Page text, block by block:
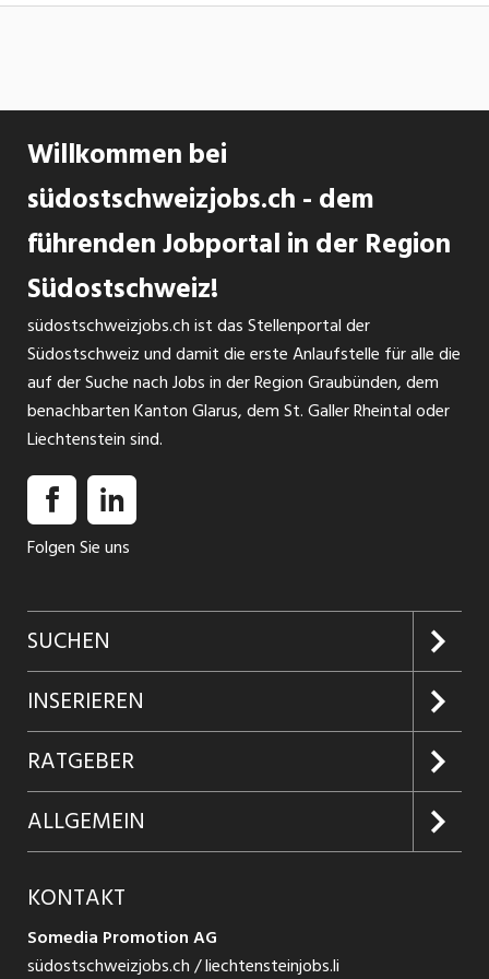
Mitarbeitenden Verantwortung für
und Hygienestandards (HACCP) Enge Zusammenarbeit mit
Mehrzweckhallen, Fussballplätzen, Boulder- und
Kletterhallen, einem 25-Meter Schwimmbecken, einem
Nichtschwimmerbecken mit Hubboden, einem
Kinderplansch sowie Warmwasseraussenbecken und einem
Wellnessbereich suchen wir nach Vereinbarung Kursleiter/-
innen Schwimmen Deine Aufgaben vorbereiten,
unterrichten und nachbearbeiten von
Kinderschwimmkursen nach den Grundlagentests von
swimsports.ch und Individualanfragen Sicherstellung der
Kursqualität Bereitschaft Stellvertretungen zu
übernehmen Organisation der eigenen Stellvertretung
INSERAT ANSEHEN
Willkommen bei
südostschweizjobs.ch - dem
führenden Jobportal in der Region
Südostschweiz!
südostschweizjobs.ch ist das Stellenportal der
Südostschweiz und damit die erste Anlaufstelle für alle die
auf der Suche nach Jobs in der Region Graubünden, dem
benachbarten Kanton Glarus, dem St. Galler Rheintal oder
Liechtenstein sind.
Folgen Sie uns
SUCHEN
Jobs suchen
Jobabo
Firmen entdecken
Jobs in Graubünden
Jobs in St. Gallen
Jobs in Glarus
INSERIEREN
Kundenlogin
Inserieren
Produkte
Jobticker
Schnittstelle
RATGEBER
Glossar
Ratgeber Bewerbung / Rekrutierung
ALLGEMEIN
Jobs bei Somedia
KONTAKT
Somedia Promotion AG
südostschweizjobs.ch / liechtensteinjobs.li